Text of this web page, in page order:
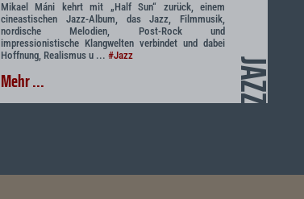
JAZZ
Mikael Máni kehrt mit „Half Sun“ zurück, einem
cineastischen Jazz-Album, das Jazz, Filmmusik,
nordische Melodien, Post-Rock und
impressionistische Klangwelten verbindet und dabei
Hoffnung, Realismus u ... #Jazz
Mehr ...